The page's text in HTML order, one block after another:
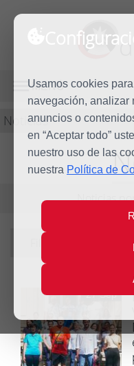
Usamos cookies
navegación, analizar
anuncios o
en “Aceptar todo”
nuestro uso de las
nuestra Política de
MENÚ
Noticias
Noticias
27 Sep